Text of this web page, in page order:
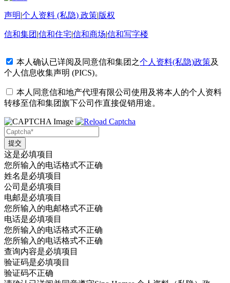
声明|个人资料 (私隐) 政策|版权
信和集团 |信和住宅|信和商场|信和写字楼
本人确认已详阅及同意信和集团之个人资料(私隐)政策及
个人信息收集声明 (PICS)。
本人同意信和地产代理有限公司使用及将本人的个人资料
转移至信和集团旗下公司作直接促销用途。
这是必填项目
您所输入的电话格式不正确
姓名是必填项目
公司是必填项目
电邮是必填项目
您所输入的电邮格式不正确
电话是必填项目
您所输入的电话格式不正确
您所输入的电话格式不正确
查询内容是必填项目
验证码是必填项目
验证码不正确